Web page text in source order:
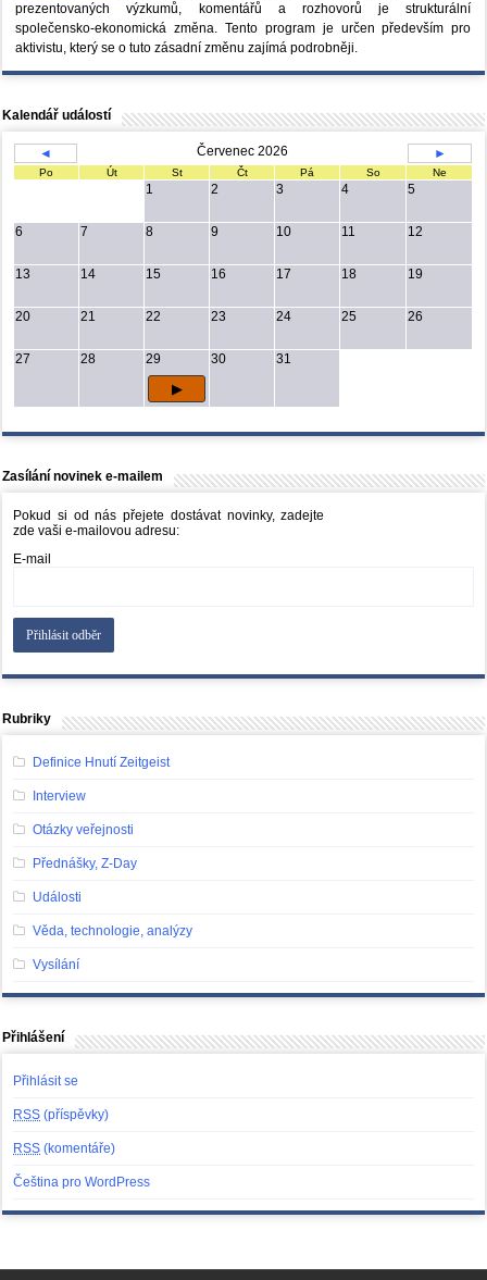
prezentovaných výzkumů, komentářů a rozhovorů je strukturální
společensko-ekonomická změna. Tento program je určen především pro
aktivistu, který se o tuto zásadní změnu zajímá podrobněji.
Kalendář událostí
◄ Červenec 2026 ►
Po Út St Čt Pá So Ne
1 2 3 4 5
6 7 8 9 10 11 12
13 14 15 16 17 18 19
20 21 22 23 24 25 26
27 28 29 30 31
Zasílání novinek e-mailem
Pokud si od nás přejete dostávat novinky, zadejte
zde vaši e-mailovou adresu:
E-mail
Rubriky
Definice Hnutí Zeitgeist
Interview
Otázky veřejnosti
Přednášky, Z-Day
Události
Věda, technologie, analýzy
Vysílání
Přihlášení
Přihlásit se
RSS (příspěvky)
RSS (komentáře)
Čeština pro WordPress